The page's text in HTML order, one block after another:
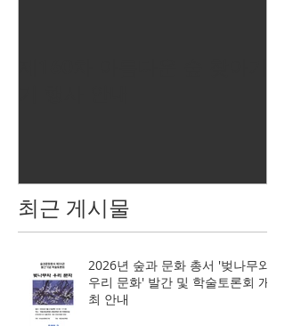
최근 게시물
2026년 숲과 문화 총서 '벚나무와
우리 문화' 발간 및 학술토론회 개
최 안내